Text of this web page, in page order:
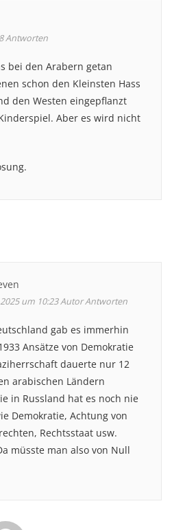
Antworten
bei den Arabern getan
schon den Kleinsten Hass
den Westen eingepflanzt
Aber es wird nicht
um 10:23AutorAntworten
gab es immerhin
Ansätze von Demokratie
dauerte nur 12
arabischen Ländern
in Russland hat es noch nie
Demokratie, Achtung von
Rechtsstaat usw.
müsste man also von Null